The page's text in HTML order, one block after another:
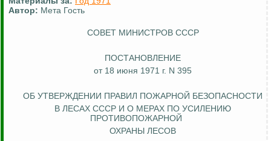
Автор: Мета Гость
СОВЕТ МИНИСТРОВ СССР
ПОСТАНОВЛЕНИЕ
от 18 июня 1971 г. N 395
ОБ УТВЕРЖДЕНИИ ПРАВИЛ ПОЖАРНОЙ БЕЗОПАСНОСТИ
В ЛЕСАХ СССР И О МЕРАХ ПО УСИЛЕНИЮ
ПРОТИВОПОЖАРНОЙ
ОХРАНЫ ЛЕСОВ